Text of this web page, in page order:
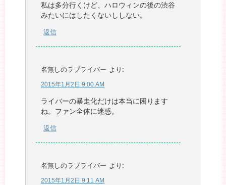
私は多分行くけど、ハロウィンの後の渋谷
みたいにはしたくないししない。
返信
名無しのラブライバー より:
2015年1月2日 9:00 AM
ライバーの暴走化だけは本当に困ります
ね。ファン全体に迷惑。
返信
名無しのラブライバー より:
2015年1月2日 9:11 AM